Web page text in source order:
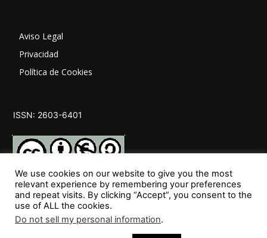
Aviso Legal
Privacidad
Política de Cookies
ISSN: 2603-6401
SÍGUENOS
We use cookies on our website to give you the most
relevant experience by remembering your preferences
and repeat visits. By clicking “Accept”, you consent to the
use of ALL the cookies.
Do not sell my personal information.